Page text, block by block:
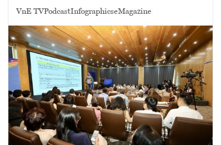
VnE TVPodcastInfographicseMagazine